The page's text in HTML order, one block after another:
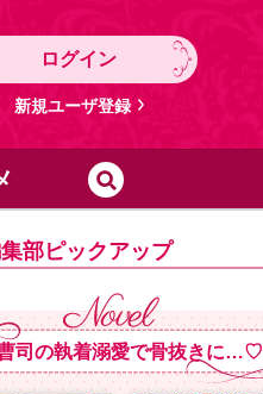
ログイン
新規ユーザ登録
部ピックアップ
司の執着溺愛で骨抜きに…♡